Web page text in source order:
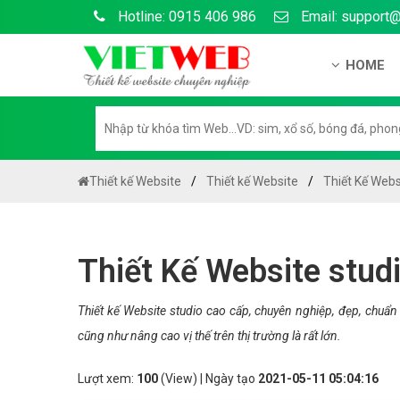
Hotline: 0915 406 986 Email:
HOME
Hướng
Chính
Liên hệ
Thiết kế Website Thiết kế Website Thiết Kế
Thiết Kế Website
Thiết kế Website studio cao cấp, chuyên nghiệp, đẹp,
cũng như nâng cao vị thế trên thị trường là rất lớn.
Lượt xem: 100(View) | Ngày tạo 2021-05-11 05:04:16